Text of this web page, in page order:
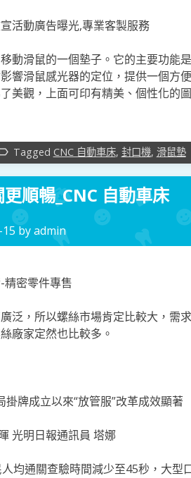
活動廣告曝光,專業客製服務
動滑鼠的一個墊子。它的主要功能
響滑鼠感光器的定位，提供一個方
美觀，上面可印有精美、個性化的
Tagged CNC 自動車床, 封口機, 滑鼠墊
順暢_CNC 自動車床
byadmin
精密零件專售
泛，所以螺絲市場肯定比較大，需
廠家定然也比較多。
成立以來“放管服”改革成效顯著
明日報通訊員 塔娜
通關查驗時間減少至45秒，大型